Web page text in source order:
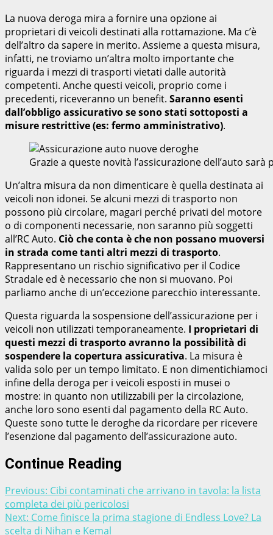
La nuova deroga mira a fornire una opzione ai
proprietari di veicoli destinati alla rottamazione. Ma c’è
dell’altro da sapere in merito. Assieme a questa misura,
infatti, ne troviamo un’altra molto importante che
riguarda i mezzi di trasporti vietati dalle autorità
competenti. Anche questi veicoli, proprio come i
precedenti, riceveranno un benefit. Saranno esenti
dall’obbligo assicurativo se sono stati sottoposti a
misure restrittive (es: fermo amministrativo).
Grazie a queste novità l’assicurazione dell’auto
Un’altra misura da non dimenticare è quella destinata ai
veicoli non idonei. Se alcuni mezzi di trasporto non
possono più circolare, magari perché privati del motore
o di componenti necessarie, non saranno più soggetti
all’RC Auto. Ciò che conta è che non possano muoversi
in strada come tanti altri mezzi di trasporto.
Rappresentano un rischio significativo per il Codice
Stradale ed è necessario che non si muovano. Poi
parliamo anche di un’eccezione parecchio interessante.
Questa riguarda la sospensione dell’assicurazione per i
veicoli non utilizzati temporaneamente. I proprietari di
questi mezzi di trasporto avranno la possibilità di
sospendere la copertura assicurativa. La misura è
valida solo per un tempo limitato. E non dimentichiamoci
infine della deroga per i veicoli esposti in musei o
mostre: in quanto non utilizzabili per la circolazione,
anche loro sono esenti dal pagamento della RC Auto.
Queste sono tutte le deroghe da ricordare per ricevere
l’esenzione dal pagamento dell’assicurazione auto.
Continue Reading
Previous: Cibi contaminati che arrivano in tavola: la lista
completa dei più pericolosi
Next: Come finisce la prima stagione di Endless Love? La
scelta di Nihan e Kemal